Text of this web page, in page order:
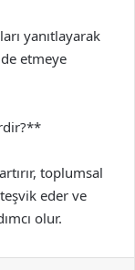
yanıtlayarak
etmeye
toplumsal
eder ve
olur.